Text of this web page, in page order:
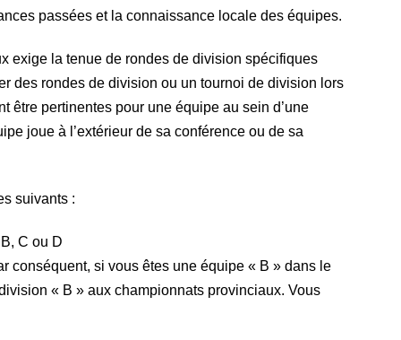
passées et la connaissance locale des équipes.
exige la tenue de rondes de division spécifiques
des rondes de division ou un tournoi de division lors
être pertinentes pour une équipe au sein d’une
joue à l’extérieur de sa conférence ou de sa
suivants :
C ou D
conséquent, si vous êtes une équipe « B » dans le
« B » aux championnats provinciaux. Vous